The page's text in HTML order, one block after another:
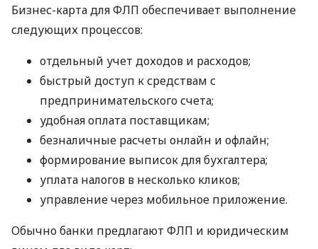
Бизнес-карта для ФЛП обеспечивает выполнение
следующих процессов:
отдельный учет доходов и расходов;
быстрый доступ к средствам с
предпринимательского счета;
удобная оплата поставщикам;
безналичные расчеты онлайн и офлайн;
формирование выписок для бухгалтера;
уплата налогов в несколько кликов;
управление через мобильное приложение.
Обычно банки предлагают ФЛП и юридическим